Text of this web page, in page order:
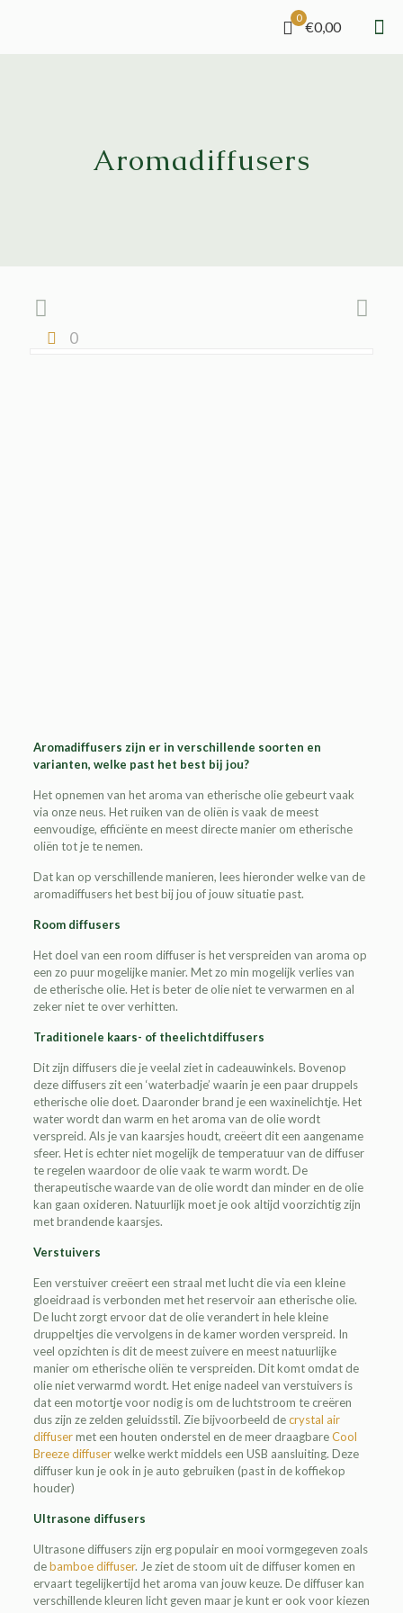
0
€0,00
Aromadiffusers
0
Aromadiffusers zijn er in verschillende soorten en
varianten, welke past het best bij jou?
Het opnemen van het aroma van etherische olie gebeurt vaak
via onze neus. Het ruiken van de oliën is vaak de meest
eenvoudige, efficiënte en meest directe manier om etherische
oliën tot je te nemen.
Dat kan op verschillende manieren, lees hieronder welke van de
aromadiffusers het best bij jou of jouw situatie past.
Room diffusers
Het doel van een room diffuser is het verspreiden van aroma op
een zo puur mogelijke manier. Met zo min mogelijk verlies van
de etherische olie. Het is beter de olie niet te verwarmen en al
zeker niet te over verhitten.
Traditionele kaars- of theelichtdiffusers
Dit zijn diffusers die je veelal ziet in cadeauwinkels. Bovenop
deze diffusers zit een ‘waterbadje’ waarin je een paar druppels
etherische olie doet. Daaronder brand je een waxinelichtje. Het
water wordt dan warm en het aroma van de olie wordt
verspreid. Als je van kaarsjes houdt, creëert dit een aangename
sfeer. Het is echter niet mogelijk de temperatuur van de diffuser
te regelen waardoor de olie vaak te warm wordt. De
therapeutische waarde van de olie wordt dan minder en de olie
kan gaan oxideren. Natuurlijk moet je ook altijd voorzichtig zijn
met brandende kaarsjes.
Verstuivers
Een verstuiver creëert een straal met lucht die via een kleine
gloeidraad is verbonden met het reservoir aan etherische olie.
De lucht zorgt ervoor dat de olie verandert in hele kleine
druppeltjes die vervolgens in de kamer worden verspreid. In
veel opzichten is dit de meest zuivere en meest natuurlijke
manier om etherische oliën te verspreiden. Dit komt omdat de
olie niet verwarmd wordt. Het enige nadeel van verstuivers is
dat een motortje voor nodig is om de luchtstroom te creëren
dus zijn ze zelden geluidsstil. Zie bijvoorbeeld decrystal air
diffusermet een houten onderstel en de meer draagbareCool
Breeze diffuserwelke werkt middels een USB aansluiting. Deze
diffuser kun je ook in je auto gebruiken (past in de koffiekop
houder)
Ultrasone diffusers
Ultrasone diffusers zijn erg populair en mooi vormgegeven zoals
debamboe diffuser. Je ziet de stoom uit de diffuser komen en
ervaart tegelijkertijd het aroma van jouw keuze. De diffuser kan
verschillende kleuren licht geven maar je kunt er ook voor kiezen